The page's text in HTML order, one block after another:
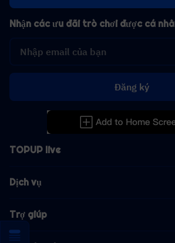
TOPUP live
Dịch vụ
Trợ giúp
Nhận các ưu đãi trò chơi được cá
Đăng ký